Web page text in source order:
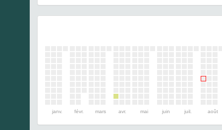
janv. févr. mars avr. mai juin juil. août